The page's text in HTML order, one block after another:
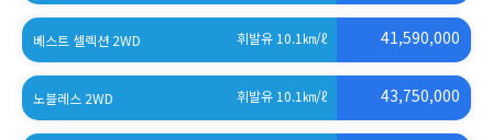
베스트 셀렉션 2WD 휘발유 10.1 ㎞/ℓ 41,590,000
노블레스 2WD 휘발유 10.1 ㎞/ℓ 43,750,000